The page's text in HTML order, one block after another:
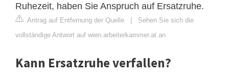
Ruhezeit, haben Sie Anspruch auf Ersatzruhe.
Antrag auf Entfernung der Quelle | Sehen Sie sich die
vollständige Antwort auf wien.arbeiterkammer.at an
Kann Ersatzruhe verfallen?